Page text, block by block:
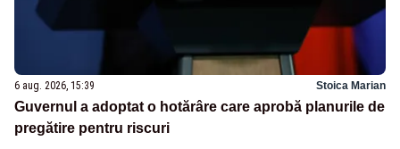
6 aug. 2026, 15:39 Stoica Marian
Guvernul a adoptat o hotărâre care aprobă planurile de
pregătire pentru riscuri